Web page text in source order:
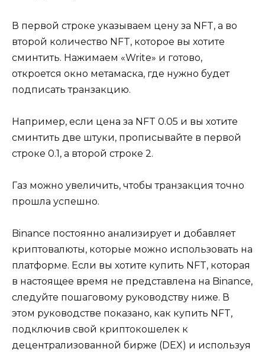
В первой строке указываем цену за NFT, а во
второй количество NFT, которое вы хотите
сминтить. Нажимаем «Write» и готово,
откроется окно метамаска, где нужно будет
подписать транзакцию.
Например, если цена за NFT 0.05 и вы хотите
сминтить две штуки, прописывайте в первой
строке 0.1, а второй строке 2.
Газ можно увеличить, чтобы транзакция точно
прошла успешно.
Binance постоянно анализирует и добавляет
криптовалюты, которые можно использовать на
платформе. Если вы хотите купить NFT, которая
в настоящее время не представлена на Binance,
следуйте пошаговому руководству ниже. В
этом руководстве показано, как купить NFT,
подключив свой криптокошелек к
децентрализованной бирже (DEX) и используя